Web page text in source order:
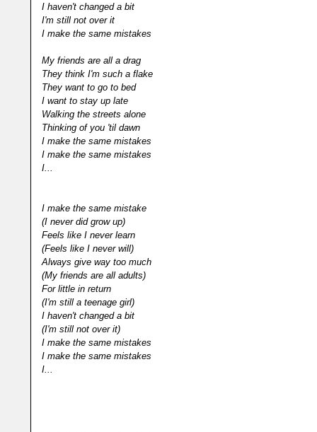
I haven't changed a bit
I'm still not over it
I make the same mistakes
My friends are all a drag
They think I'm such a flake
They want to go to bed
I want to stay up late
Walking the streets alone
Thinking of you 'til dawn
I make the same mistakes
I make the same mistakes
I...
I make the same mistake
(I never did grow up)
Feels like I never learn
(Feels like I never will)
Always give way too much
(My friends are all adults)
For little in return
(I'm still a teenage girl)
I haven't changed a bit
(I'm still not over it)
I make the same mistakes
I make the same mistakes
I...